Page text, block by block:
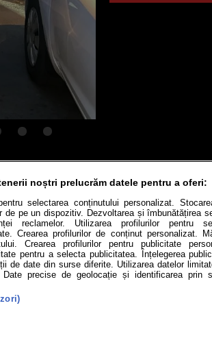
Podcast cu Prioritate Cât costă?
Echipa editorială Contact
sau persoană (site-uri, instituţii mass-
de Drepturi de Autor fără acordul nostru.
nr. 21, parter, sector 2, J2016000631407, CIF:
sunt interzise minorilor.
noștri prelucrăm datele pentru a oferi:
selectarea conținutului personalizat.
de pe un dispozitiv. Dezvoltarea și îmbunătățirea
reclamelor. Utilizarea profilurilor pentru
Crearea profilurilor de conținut personalizat.
Crearea profilurilor pentru publicitate
pentru a selecta publicitatea. Înțelegerea
de date din surse diferite. Utilizarea datelor
precise de geolocație și identificarea prin